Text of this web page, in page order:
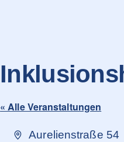
« Alle Veranstaltungen
Adresse
Aurelienstraße 54